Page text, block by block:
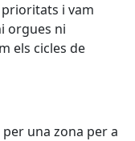
i vam
orgues ni
els cicles de
una zona per a